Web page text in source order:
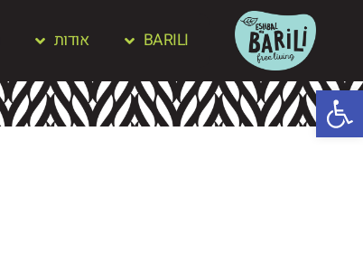
פתח סרגל נגישות
BARILI אודות